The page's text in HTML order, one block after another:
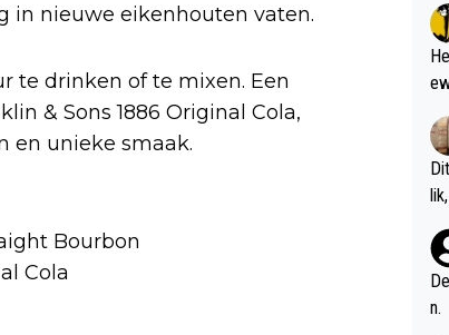
in nieuwe eikenhouten vaten.
te drinken of te mixen. Een
& Sons 1886 Original Cola,
en unieke smaak.
Bourbon
Cola
n.